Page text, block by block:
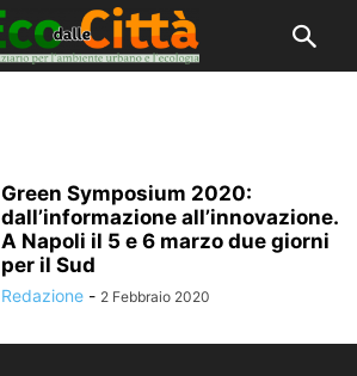
Green Symposium 2020:
dall’informazione all’innovazione.
A Napoli il 5 e 6 marzo due giorni
per il Sud
Redazione - 2 Febbraio 2020